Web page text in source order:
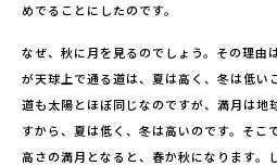
めでることにしたのです。
なぜ、秋に月を見るのでしょう。その理由
が天球上で通る道は、夏は高く、冬は低い
道も太陽とほぼ同じなのですが、満月は地
すから、夏は低く、冬は高いのです。そこ
高さの満月となると、春か秋になります。